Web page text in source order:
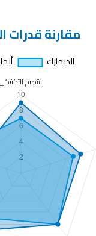
مقارنة قدرات